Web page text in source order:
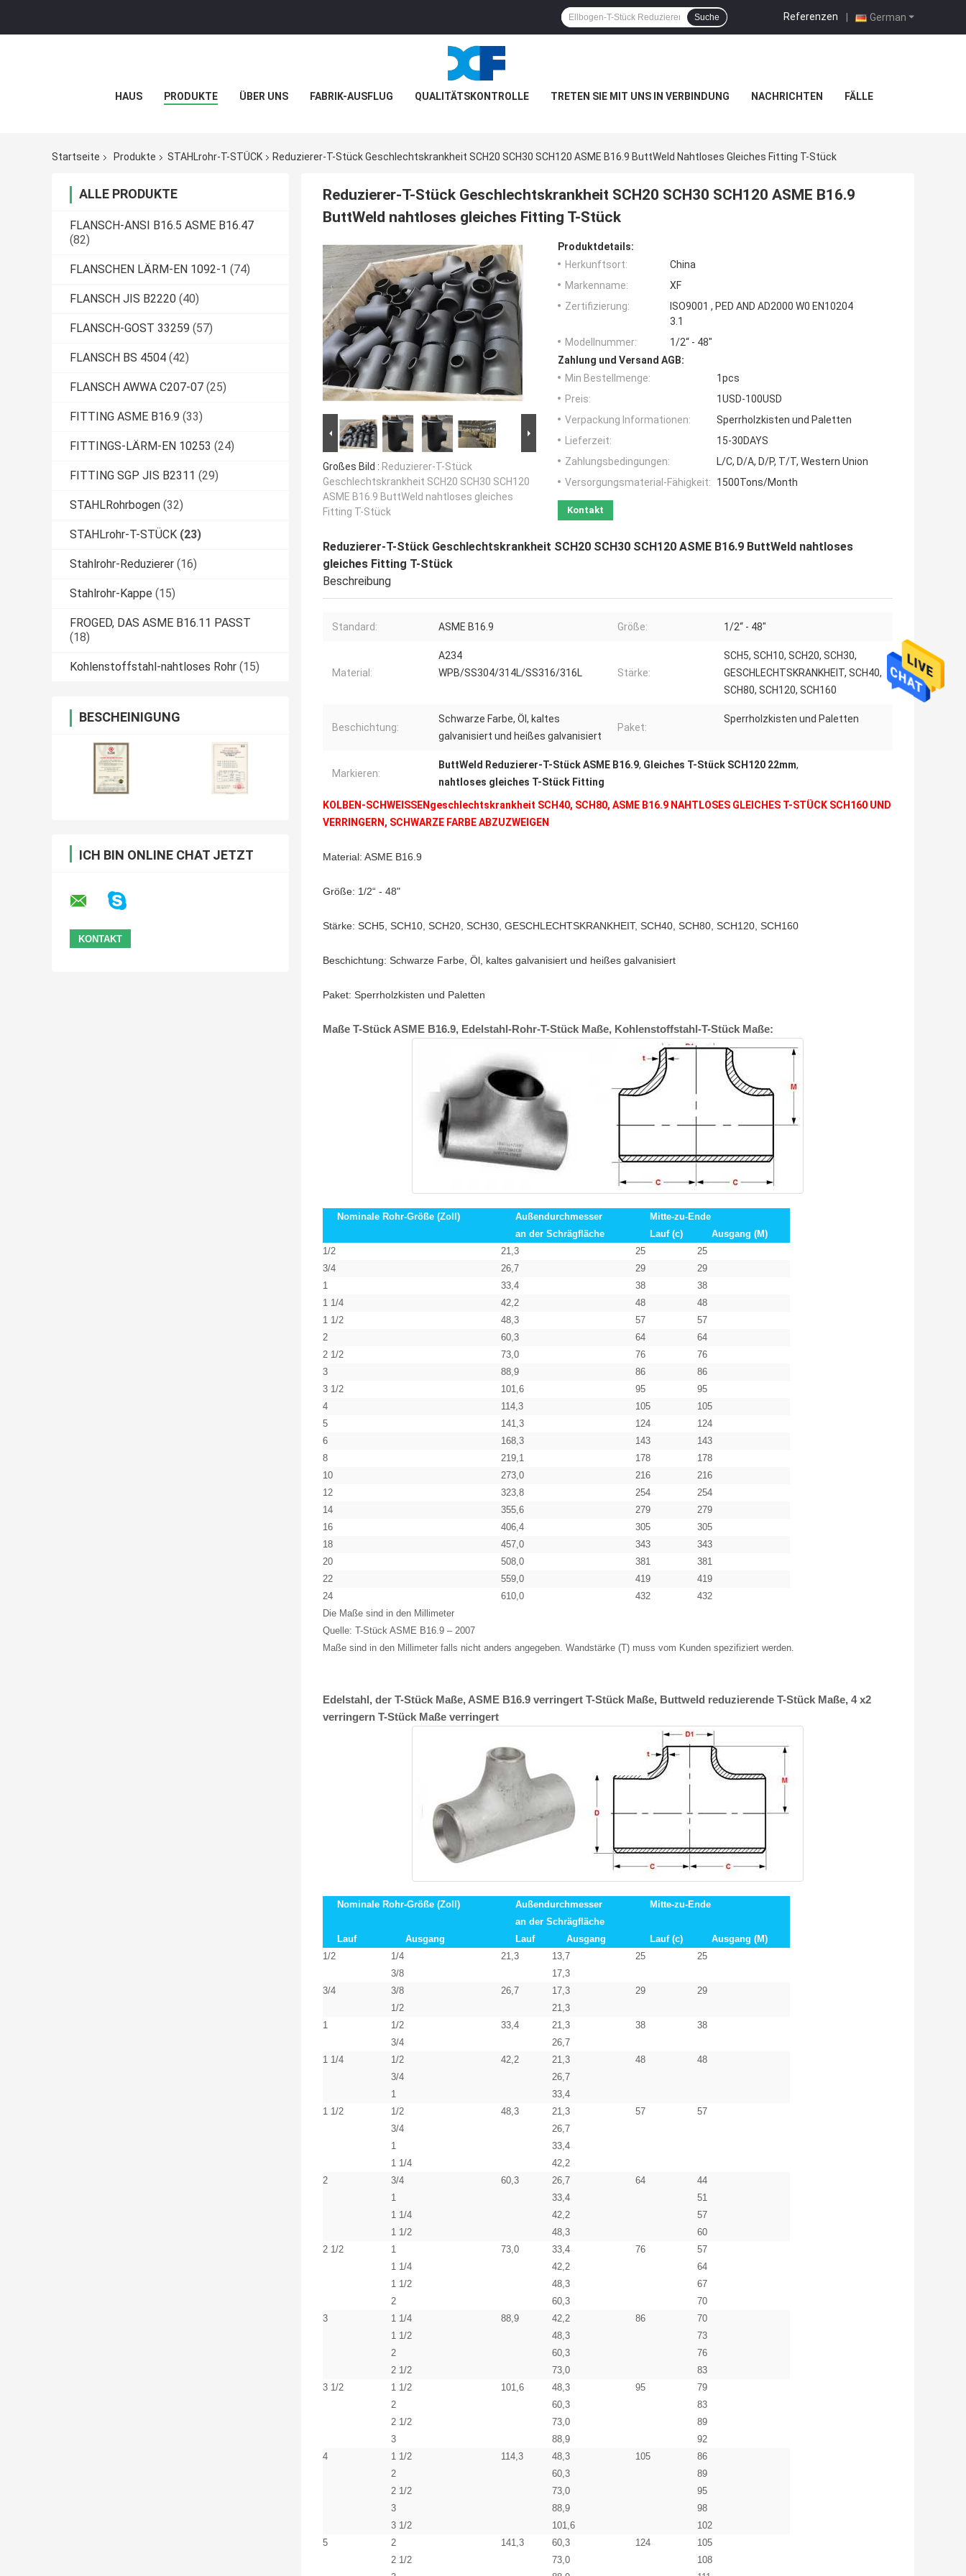
German
Referenzen |
Suche
HAUS PRODUKTE ÜBER UNS FABRIK-AUSFLUG QUALITÄTSKONTROLLE TRETEN SIE MIT UNS IN VERBINDUNG NACHRICHTEN FÄLLE
Startseite Produkte STAHLrohr-T-STÜCK Reduzierer-T-Stück Geschlechtskrankheit SCH20 SCH30 SCH120 ASME B16.9 ButtWeld Nahtloses Gleiches Fitting T-Stück
ALLE PRODUKTE
FLANSCH-ANSI B16.5 ASME B16.47
(82)
FLANSCHEN LÄRM-EN 1092-1 (74)
FLANSCH JIS B2220 (40)
FLANSCH-GOST 33259 (57)
FLANSCH BS 4504 (42)
FLANSCH AWWA C207-07 (25)
FITTING ASME B16.9 (33)
FITTINGS-LÄRM-EN 10253 (24)
FITTING SGP JIS B2311 (29)
STAHLRohrbogen (32)
STAHLrohr-T-STÜCK (23)
Stahlrohr-Reduzierer (16)
Stahlrohr-Kappe (15)
FROGED, DAS ASME B16.11 PASST
(18)
Kohlenstoffstahl-nahtloses Rohr (15)
BESCHEINIGUNG
ICH BIN ONLINE CHAT JETZT
Reduzierer-T-Stück Geschlechtskrankheit SCH20 SCH30 SCH120 ASME B16.9
ButtWeld nahtloses gleiches Fitting T-Stück
Großes Bild : Reduzierer-T-Stück
Geschlechtskrankheit SCH20 SCH30 SCH120
ASME B16.9 ButtWeld nahtloses gleiches
Fitting T-Stück
Produktdetails:
Herkunftsort:
China
Markenname:
XF
Zertifizierung:
ISO9001 , PED AND AD2000 W0 EN10204
3.1
Modellnummer:
1/2“ - 48"
Zahlung und Versand AGB:
Min Bestellmenge:
1pcs
Preis:
1USD-100USD
Verpackung Informationen:
Sperrholzkisten und Paletten
Lieferzeit:
15-30DAYS
Zahlungsbedingungen:
L/C, D/A, D/P, T/T, Western Union
Versorgungsmaterial-Fähigkeit:
1500Tons/Month
Kontakt
Reduzierer-T-Stück Geschlechtskrankheit SCH20 SCH30 SCH120 ASME B16.9 ButtWeld nahtloses
gleiches Fitting T-Stück
Beschreibung
Standard: ASME B16.9 Größe: 1/2“ - 48"
Material:
A234
WPB/SS304/314L/SS316/316L
Stärke:
SCH5, SCH10, SCH20, SCH30,
GESCHLECHTSKRANKHEIT, SCH40,
SCH80, SCH120, SCH160
Beschichtung:
Schwarze Farbe, Öl, kaltes
galvanisiert und heißes galvanisiert
Paket:
Sperrholzkisten und Paletten
Markieren:
ButtWeld Reduzierer-T-Stück ASME B16.9, Gleiches T-Stück SCH120 22mm,
nahtloses gleiches T-Stück Fitting
KOLBEN-SCHWEISSENgeschlechtskrankheit SCH40, SCH80, ASME B16.9 NAHTLOSES GLEICHES T-STÜCK SCH160 UND
VERRINGERN, SCHWARZE FARBE ABZUZWEIGEN
Material: ASME B16.9
Größe: 1/2“ - 48"
Stärke: SCH5, SCH10, SCH20, SCH30, GESCHLECHTSKRANKHEIT, SCH40, SCH80, SCH120, SCH160
Beschichtung: Schwarze Farbe, Öl, kaltes galvanisiert und heißes galvanisiert
Paket: Sperrholzkisten und Paletten
Maße T-Stück ASME B16.9, Edelstahl-Rohr-T-Stück Maße, Kohlenstoffstahl-T-Stück Maße:
Nominale Rohr-Größe (Zoll)
Außendurchmesser
an der Schrägfläche
Mitte-zu-Ende
Lauf (c) Ausgang (M)
1/2
21,3 25
25
3/4
26,7 29
29
1
33,4 38
38
1 1/4
42,2 48
48
1 1/2
48,3 57
57
2
60,3 64
64
2 1/2
73,0 76
76
3
88,9 86
86
3 1/2
101,6 95
95
4
114,3 105
105
5
141,3 124
124
6
168,3 143
143
8
219,1 178
178
10
273,0 216
216
12
323,8 254
254
14
355,6 279
279
16
406,4 305
305
18
457,0 343
343
20
508,0 381
381
22
559,0 419
419
24
610,0 432
432
Die Maße sind in den Millimeter
Quelle: T-Stück ASME B16.9 – 2007
Maße sind in den Millimeter falls nicht anders angegeben. Wandstärke (T) muss vom Kunden spezifiziert werden.
Edelstahl, der T-Stück Maße, ASME B16.9 verringert T-Stück Maße, Buttweld reduzierende T-Stück Maße, 4 x2
verringern T-Stück Maße verringert
Nominale Rohr-Größe (Zoll)
Außendurchmesser
an der Schrägfläche
Mitte-zu-Ende
Lauf Ausgang Lauf Ausgang Lauf (c) Ausgang (M)
1/2
1/4
3/8
21,3
13,7
17,3
25 25
3/4
3/8
1/2
26,7
17,3
21,3
29 29
1
1/2
3/4
33,4
21,3
26,7
38 38
1 1/4
1/2
3/4
1
42,2
21,3
26,7
33,4
48 48
1 1/2
1/2
3/4
1
1 1/4
48,3
21,3
26,7
33,4
42,2
57 57
2
3/4
1
1 1/4
1 1/2
60,3
26,7
33,4
42,2
48,3
64
44
51
57
60
2 1/2
1
1 1/4
1 1/2
2
73,0
33,4
42,2
48,3
60,3
76
57
64
67
70
3
1 1/4
1 1/2
2
2 1/2
88,9
42,2
48,3
60,3
73,0
86
70
73
76
83
3 1/2
1 1/2
2
2 1/2
3
101,6
48,3
60,3
73,0
88,9
95
79
83
89
92
4
1 1/2
2
2 1/2
3
3 1/2
114,3
48,3
60,3
73,0
88,9
101,6
105
86
89
95
98
102
5
2
2 1/2
141,3
60,3
73,0
124
105
108